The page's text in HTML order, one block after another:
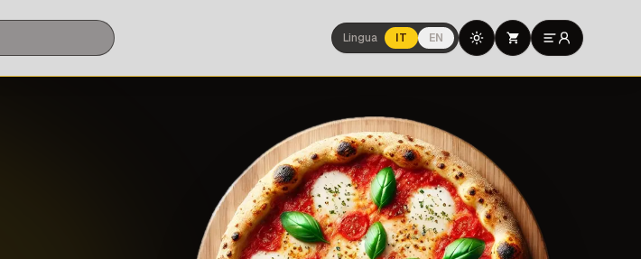
Lingua IT EN Toggle theme